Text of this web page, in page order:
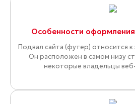
Особенности
Подвал сайта (футер) относится к
Он расположен в самом низу
некоторые владельцы